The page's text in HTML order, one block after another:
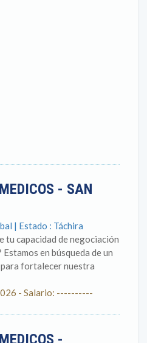
- SAN
| Estado : Táchira
tu capacidad de negociación
en búsqueda de un
fortalecer nuestra
- Salario: ----------
-